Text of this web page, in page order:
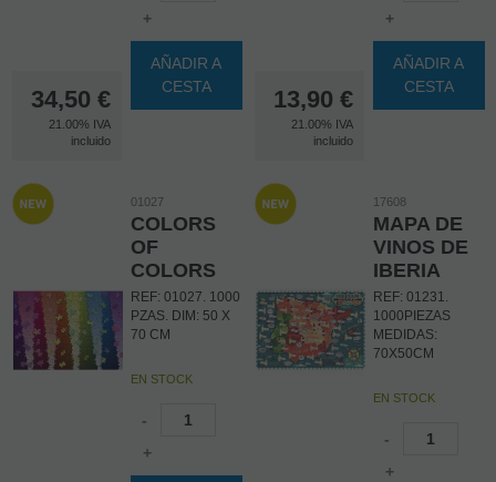
34,50 €
21.00% IVA
incluido
+
AÑADIR A
CESTA
13,90 €
21.00% IVA
incluido
+
AÑADIR A
CESTA
01027
COLORS
OF
COLORS
REF: 01027. 1000
PZAS. DIM: 50 X
70 CM
EN STOCK
-
+
17608
MAPA DE
VINOS DE
IBERIA
REF: 01231.
1000PIEZAS
MEDIDAS:
70X50CM
EN STOCK
-
+